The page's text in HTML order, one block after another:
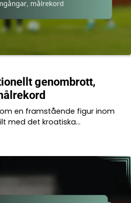
genombrott,
en framstående figur inom
med det kroatiska…